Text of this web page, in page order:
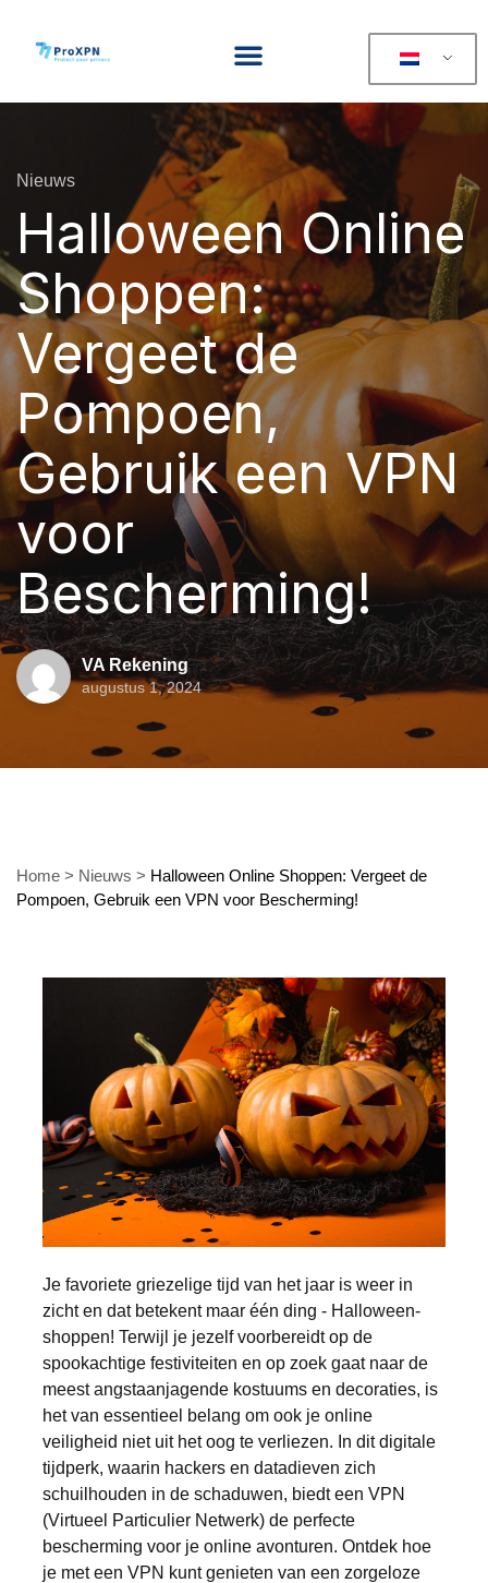
Nieuws
Halloween Online
Shoppen:
Vergeet de
Pompoen,
Gebruik een VPN
voor
Bescherming!
VA Rekening
augustus 1, 2024
Home > Nieuws > Halloween Online Shoppen: Vergeet de
Pompoen, Gebruik een VPN voor Bescherming!
Je favoriete griezelige tijd van het jaar is weer in
zicht en dat betekent maar één ding - Halloween-
shoppen! Terwijl je jezelf voorbereidt op de
spookachtige festiviteiten en op zoek gaat naar de
meest angstaanjagende kostuums en decoraties, is
het van essentieel belang om ook je online
veiligheid niet uit het oog te verliezen. In dit digitale
tijdperk, waarin hackers en datadieven zich
schuilhouden in de schaduwen, biedt een VPN
(Virtueel Particulier Netwerk) de perfecte
bescherming voor je online avonturen. Ontdek hoe
je met een VPN kunt genieten van een zorgeloze